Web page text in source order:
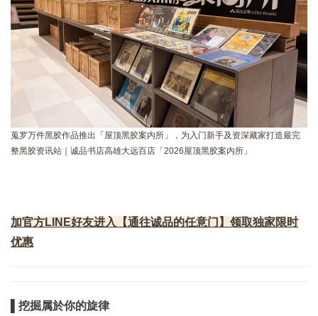
蒐罗万件黑胶作品推出「屋顶黑胶案内所」，为入门新手及资深藏家打造最完
整黑胶资讯站｜诚品书店高雄大远百店「2026屋顶黑胶案内所」
加官方LINE好友进入【通往诚品的任意门】领取独家限时
优惠
▌挖掘属於你的旋律